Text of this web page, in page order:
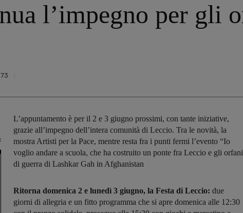
l’impegno per gli
L’appuntamento è per il 2 e 3 giugno prossimi, con tante iniziative,
grazie all’impegno dell’intera comunità di Leccio. Tra le novità, la
mostra Artisti per la Pace, mentre resta fra i punti fermi l’evento “Io
voglio andare a scuola, che ha costruito un ponte fra Leccio e gli orfani
di guerra di Lashkar Gah in Afghanistan
Ritorna domenica 2 e lunedì 3 giugno, la Festa di Leccio: due
giorni di allegria e un fitto programma che si apre domenica alle 12:30